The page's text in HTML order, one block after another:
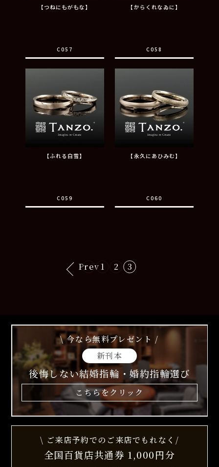
【つねにもがもな】
C057
【からくれなゐに】
C058
【ふれる白雪】
C059
【永久にあひみむ】
C060
Prev1 2 3
\ 今なら無料プレゼント /
新刊本
後悔しない結婚指輪・婚約指輪選び
こちらをクリック
\ ご来店予約でのご来店でもれなく/
全国百貨店共通券 1,000円分